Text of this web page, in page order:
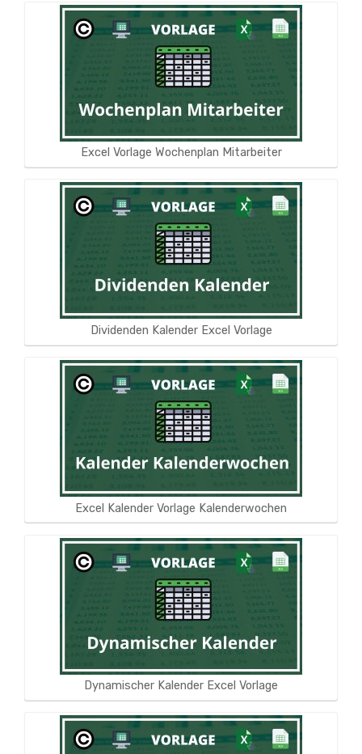
Excel Vorlage Wochenplan Mitarbeiter
Dividenden Kalender Excel Vorlage
Excel Kalender Vorlage Kalenderwochen
Dynamischer Kalender Excel Vorlage